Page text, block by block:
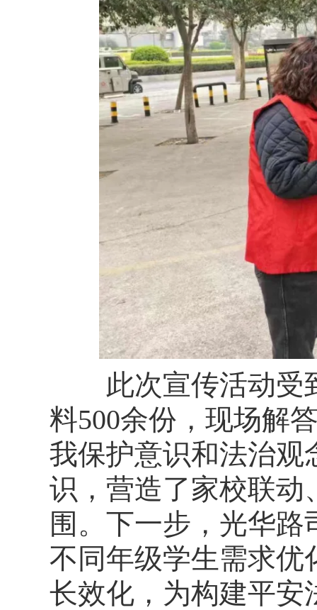
此次宣传活动受到
料500余份，现场解
我保护意识和法治观
识，营造了家校联动
围。下一步，光华
不同年级学生需求优
长效化，为构建平安